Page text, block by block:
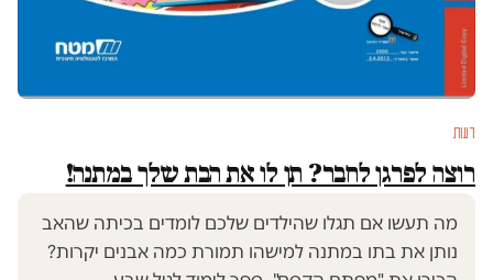
דעות
רוצה לפרגן לחבר? תן לו את הבת שלך במתנה!
מה תעשו אם תגלו שהילדים שלכם לומדים בכיתה שהאב
נותן את בתו במתנה למישהו תמורת כמה אבנים יקרות?